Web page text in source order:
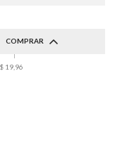
COMPRAR
19 96